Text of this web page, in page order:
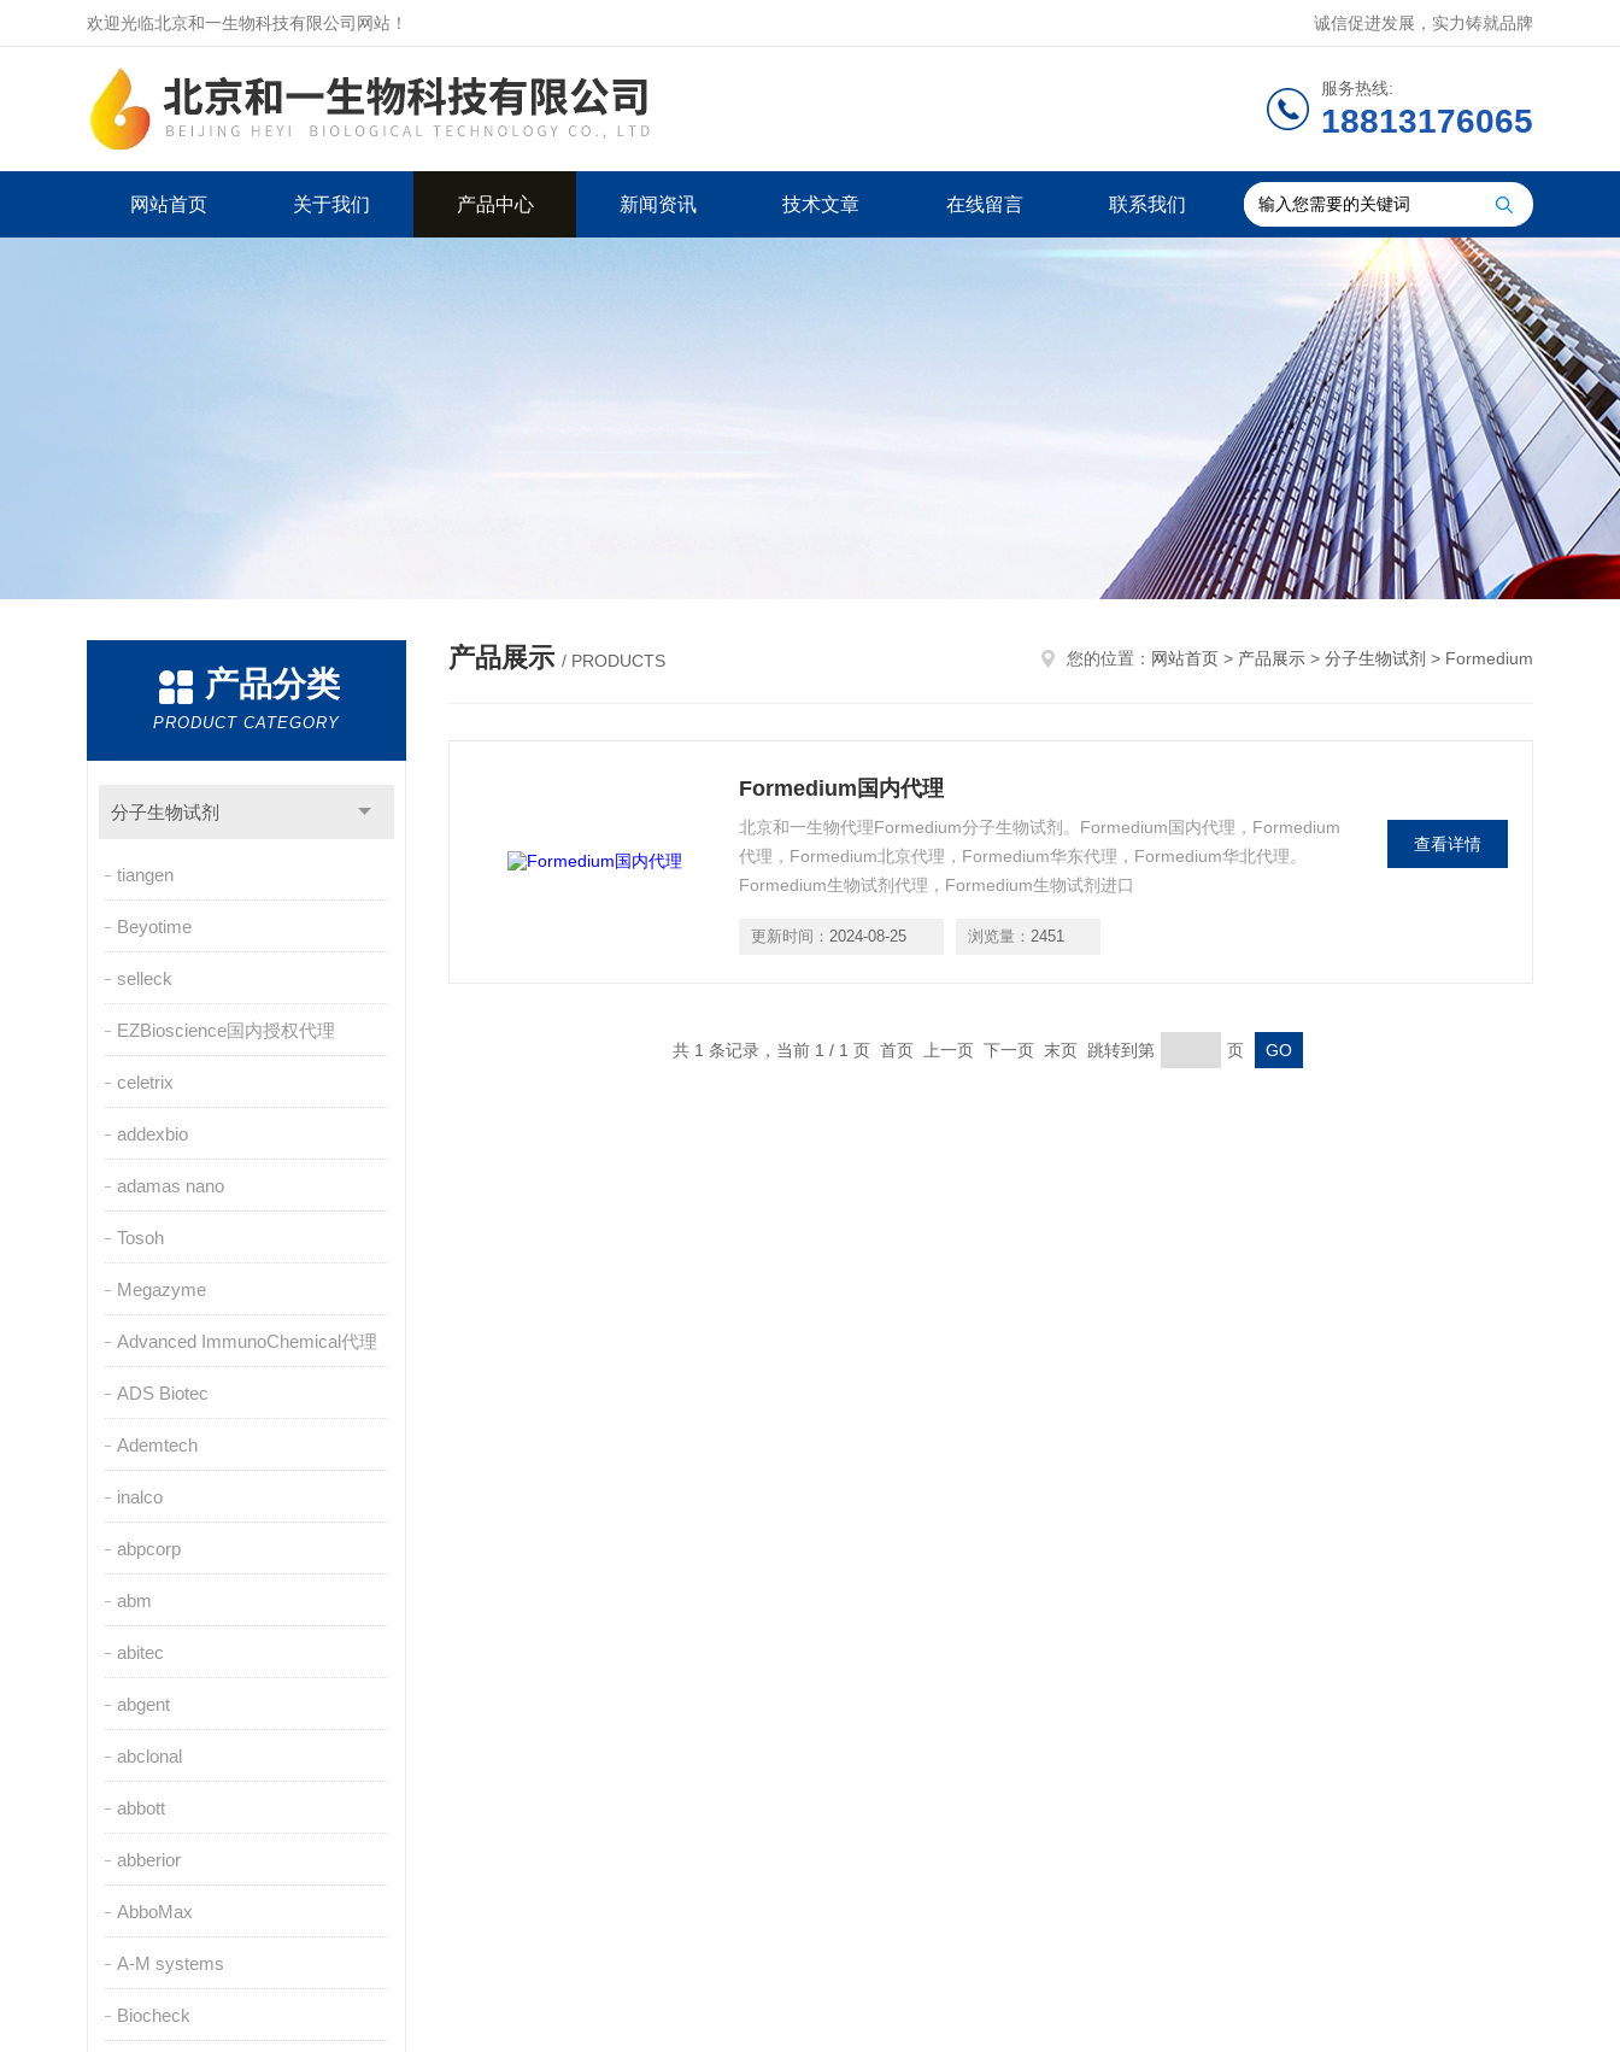
欢迎光临北京和一生物科技有限公司网站！ 诚信促进发展，实力铸就品牌
服务热线:
18813176065
网站首页 关于我们 产品中心 新闻资讯 技术文章 在线留言 联系我们
产品分类
PRODUCT CATEGORY
分子生物试剂
tiangen
Beyotime
selleck
EZBioscience国内授权代理
celetrix
addexbio
adamas nano
Tosoh
Megazyme
Advanced ImmunoChemical代理
ADS Biotec
Ademtech
inalco
abpcorp
abm
abitec
abgent
abclonal
abbott
abberior
AbboMax
A-M systems
Biocheck
产品展示 / PRODUCTS 您的位置： 网站首页 > 产品展示 > 分子生物试剂 > Formedium
Formedium国内代理
北京和一生物代理Formedium分子生物试剂。Formedium国内代理，Formedium
代理，Formedium北京代理，Formedium华东代理，Formedium华北代理。
Formedium生物试剂代理，Formedium生物试剂进口
更新时间： 2024-08-25 浏览量： 2451
查看详情
共 1 条记录，当前 1 / 1 页 首页 上一页 下一页 末页 跳转到第 页